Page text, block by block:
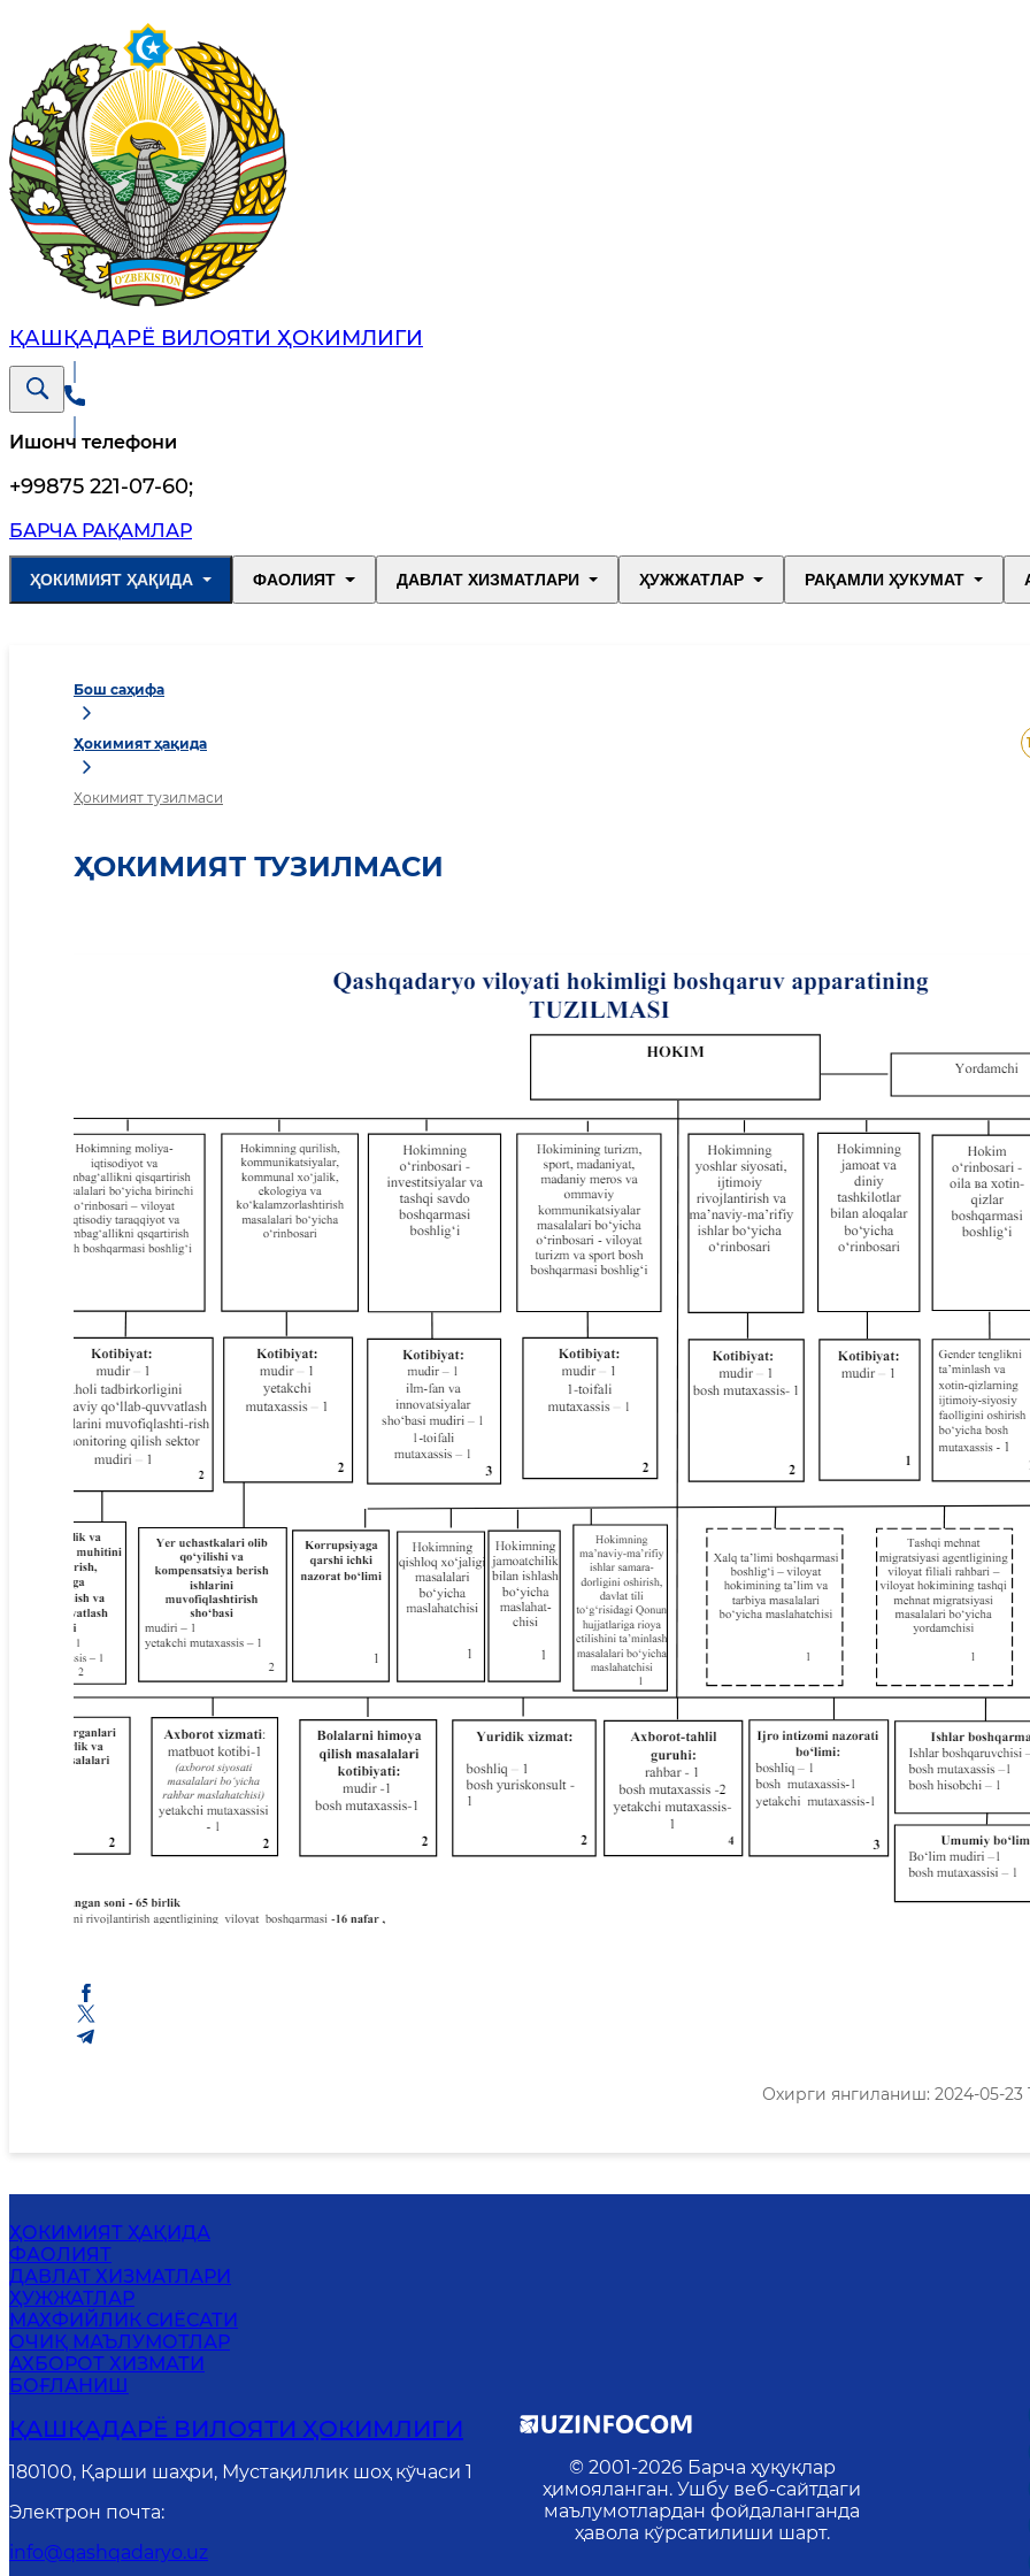
ҚАШҚАДАРЁ ВИЛОЯТИ ҲОКИМЛИГИ
Ишонч телефони
+99875 221-07-60;
БАРЧА РАҚАМЛАР
ҲОКИМИЯТ ҲАҚИДА ФАОЛИЯТ ДАВЛАТ ХИЗМАТЛАРИ ҲУЖЖАТЛАР РАҚАМЛИ ҲУКУМАТ
Бош саҳифа
Ҳокимият ҳақида
Ҳокимият тузилмаси
ҲОКИМИЯТ ТУЗИЛМАСИ
Охирги янгиланиш: 2024-05-23
ҲОКИМИЯТ ҲАҚИДА
ФАОЛИЯТ
ДАВЛАТ ХИЗМАТЛАРИ
ҲУЖЖАТЛАР
MАХФИЙЛИК СИЁСАТИ
ОЧИҚ МАЪЛУМОТЛАР
АХБОРОТ ХИЗМАТИ
БОҒЛАНИШ
ҚАШҚАДАРЁ ВИЛОЯТИ ҲОКИМЛИГИ
180100, Қарши шаҳри, Мустақиллик шоҳ кўчаси 1
Электрон почта:
info@qashqadaryo.uz
© 2001-2026 Барча ҳуқуқлар
ҳимояланган. Ушбу веб-сайтдаги
маълумотлардан фойдаланганда
ҳавола кўрсатилиши шарт.